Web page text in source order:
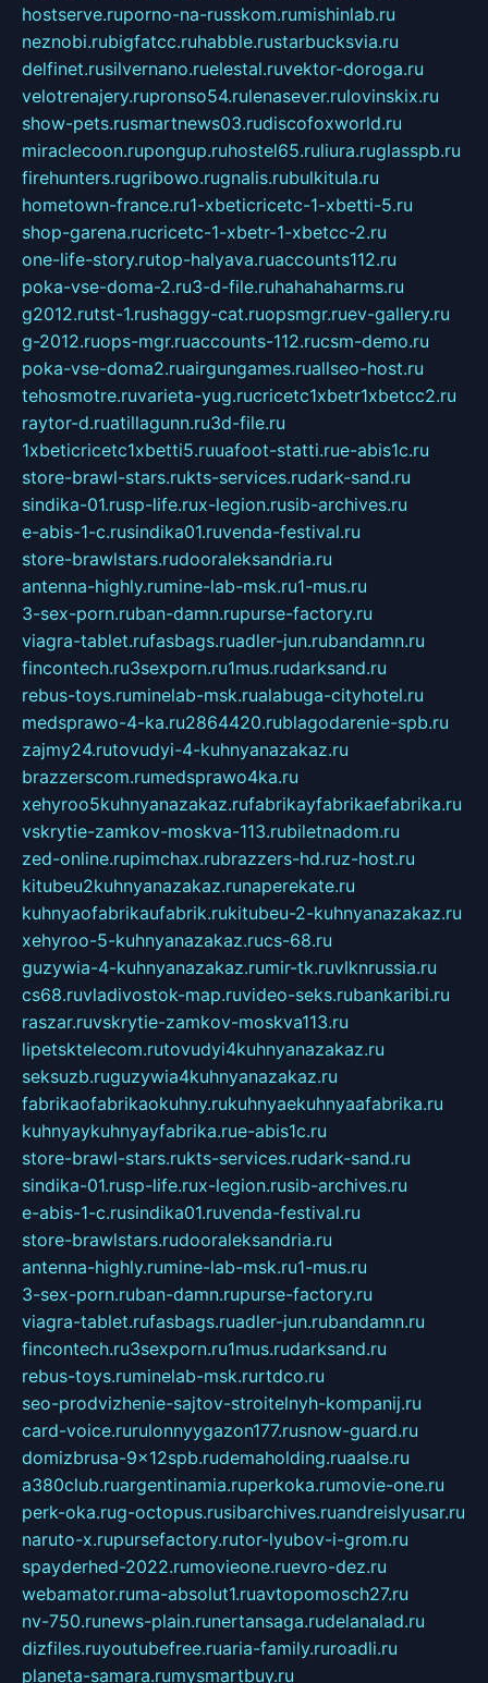
hostserve.ruporno-na-russkom.rumishinlab.ru
neznobi.rubigfatcc.ruhabble.rustarbucksvia.ru
delfinet.rusilvernano.ruelestal.ruvektor-doroga.ru
velotrenajery.rupronso54.rulenasever.rulovinskix.ru
show-pets.rusmartnews03.rudiscofoxworld.ru
miraclecoon.rupongup.ruhostel65.ruliura.ruglasspb.ru
firehunters.rugribowo.rugnalis.rubulkitula.ru
hometown-france.ru1-xbeticricetc-1-xbetti-5.ru
shop-garena.rucricetc-1-xbetr-1-xbetcc-2.ru
one-life-story.rutop-halyava.ruaccounts112.ru
poka-vse-doma-2.ru3-d-file.ruhahahaharms.ru
g2012.rutst-1.rushaggy-cat.ruopsmgr.ruev-gallery.ru
g-2012.ruops-mgr.ruaccounts-112.rucsm-demo.ru
poka-vse-doma2.ruairgungames.ruallseo-host.ru
tehosmotre.ruvarieta-yug.rucricetc1xbetr1xbetcc2.ru
raytor-d.ruatillagunn.ru3d-file.ru
1xbeticricetc1xbetti5.ruuafoot-statti.rue-abis1c.ru
store-brawl-stars.rukts-services.rudark-sand.ru
sindika-01.rusp-life.rux-legion.rusib-archives.ru
e-abis-1-c.rusindika01.ruvenda-festival.ru
store-brawlstars.rudooraleksandria.ru
antenna-highly.rumine-lab-msk.ru1-mus.ru
3-sex-porn.ruban-damn.rupurse-factory.ru
viagra-tablet.rufasbags.ruadler-jun.rubandamn.ru
fincontech.ru3sexporn.ru1mus.rudarksand.ru
rebus-toys.ruminelab-msk.rualabuga-cityhotel.ru
medsprawo-4-ka.ru2864420.rublagodarenie-spb.ru
zajmy24.rutovudyi-4-kuhnyanazakaz.ru
brazzerscom.rumedsprawo4ka.ru
xehyroo5kuhnyanazakaz.rufabrikayfabrikaefabrika.ru
vskrytie-zamkov-moskva-113.rubiletnadom.ru
zed-online.rupimchax.rubrazzers-hd.ruz-host.ru
kitubeu2kuhnyanazakaz.runaperekate.ru
kuhnyaofabrikaufabrik.rukitubeu-2-kuhnyanazakaz.ru
xehyroo-5-kuhnyanazakaz.rucs-68.ru
guzywia-4-kuhnyanazakaz.rumir-tk.ruvlknrussia.ru
cs68.ruvladivostok-map.ruvideo-seks.rubankaribi.ru
raszar.ruvskrytie-zamkov-moskva113.ru
lipetsktelecom.rutovudyi4kuhnyanazakaz.ru
seksuzb.ruguzywia4kuhnyanazakaz.ru
fabrikaofabrikaokuhny.rukuhnyaekuhnyaafabrika.ru
kuhnyaykuhnyayfabrika.rue-abis1c.ru
store-brawl-stars.rukts-services.rudark-sand.ru
sindika-01.rusp-life.rux-legion.rusib-archives.ru
e-abis-1-c.rusindika01.ruvenda-festival.ru
store-brawlstars.rudooraleksandria.ru
antenna-highly.rumine-lab-msk.ru1-mus.ru
3-sex-porn.ruban-damn.rupurse-factory.ru
viagra-tablet.rufasbags.ruadler-jun.rubandamn.ru
fincontech.ru3sexporn.ru1mus.rudarksand.ru
rebus-toys.ruminelab-msk.rurtdco.ru
seo-prodvizhenie-sajtov-stroitelnyh-kompanij.ru
card-voice.rurulonnyygazon177.rusnow-guard.ru
domizbrusa-9x12spb.rudemaholding.ruaalse.ru
a380club.ruargentinamia.ruperkoka.rumovie-one.ru
perk-oka.rug-octopus.rusibarchives.ruandreislyusar.ru
naruto-x.rupursefactory.rutor-lyubov-i-grom.ru
spayderhed-2022.rumovieone.ruevro-dez.ru
webamator.ruma-absolut1.ruavtopomosch27.ru
nv-750.runews-plain.runertansaga.rudelanalad.ru
dizfiles.ruyoutubefree.ruaria-family.ruroadli.ru
planeta-samara.rumysmartbuy.ru